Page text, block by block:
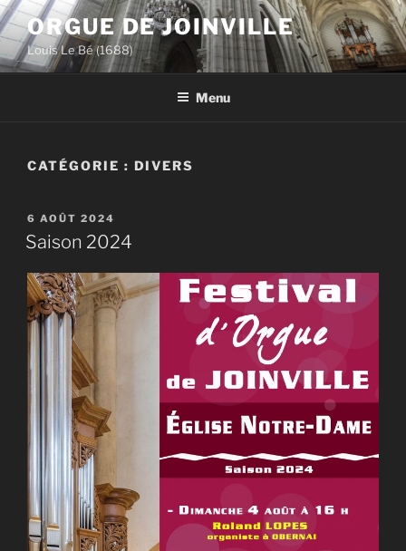
Aller
au
contenu
principal
ORGUE DE JOINVILLE
Louis Le Bé (1688)
Menu
CATÉGORIE : DIVERS
PUBLIÉ
LE
6 AOÛT 2024
Saison 2024